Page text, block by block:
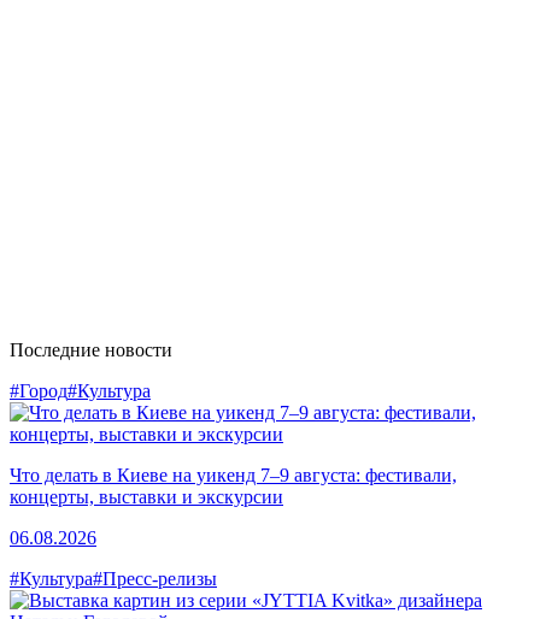
Последние новости
#Город#Культура
Что делать в Киеве на уикенд 7–9 августа: фестивали,
концерты, выставки и экскурсии
06.08.2026
#Культура#Пресс-релизы